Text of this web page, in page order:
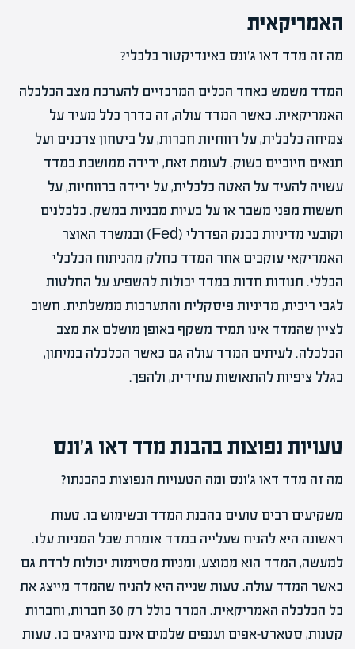
האמריקאית
מה זה מדד דאו ג'ונס כאינדיקטור כלכלי?
המדד משמש כאחד הכלים המרכזיים להערכת מצב הכלכלה
האמריקאית. כאשר המדד עולה, זה בדרך כלל מעיד על
צמיחה כלכלית, על רווחיות חברות, על ביטחון צרכנים ועל
תנאים חיוביים בשוק. לעומת זאת, ירידה ממושכת במדד
עשויה להעיד על האטה כלכלית, על ירידה ברווחיות, על
חששות מפני משבר או על בעיות מבניות במשק. כלכלנים
וקובעי מדיניות בבנק הפדרלי (Fed) ובמשרד האוצר
האמריקאי עוקבים אחר המדד כחלק מהניתוח הכלכלי
הכללי. תנודות חדות במדד יכולות להשפיע על החלטות
לגבי ריבית, מדיניות פיסקלית והתערבות ממשלתית. חשוב
לציין שהמדד אינו תמיד משקף באופן מושלם את מצב
הכלכלה. לעיתים המדד עולה גם כאשר הכלכלה במיתון,
בגלל ציפיות להתאושות עתידית, ולהפך.
טעויות נפוצות בהבנת מדד דאו ג'ונס
מה זה מדד דאו ג'ונס ומה הטעויות הנפוצות בהבנתו?
משקיעים רבים טועים בהבנת המדד ובשימוש בו. טעות
ראשונה היא להניח שעלייה במדד אומרת שכל המניות עלו.
למעשה, המדד הוא ממוצע, ומניות מסוימות יכולות לרדת גם
כאשר המדד עולה. טעות שנייה היא להניח שהמדד מייצג את
כל הכלכלה האמריקאית. המדד כולל רק 30 חברות, וחברות
קטנות, סטארט-אפים וענפים שלמים אינם מיוצגים בו. טעות